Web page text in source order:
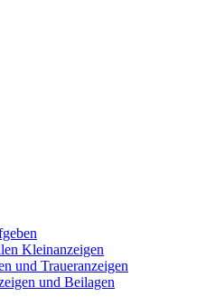
Kleinanzeigen
und Traueranzeigen
und Beilagen